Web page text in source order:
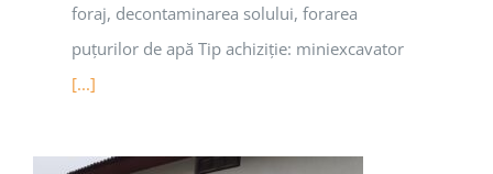
foraj, decontaminarea solului, forarea
puțurilor de apă Tip achiziție: miniexcavator
[...]